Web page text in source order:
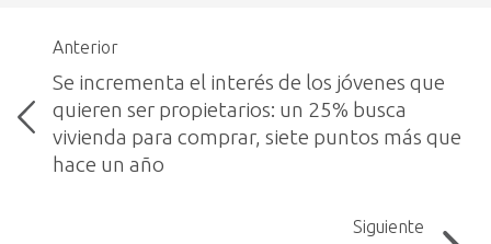
Anterior
Se incrementa el interés de los jóvenes que
quieren ser propietarios: un 25% busca
vivienda para comprar, siete puntos más que
hace un año
Siguiente